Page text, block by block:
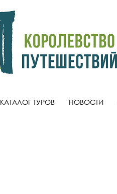
КАТАЛОГ ТУРОВ НОВОСТИ